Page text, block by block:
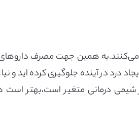
می‌کنند.به همین جهت مصرف
در آینده جلوگیری کرده اید و
درمانی متغیر است،بهتر